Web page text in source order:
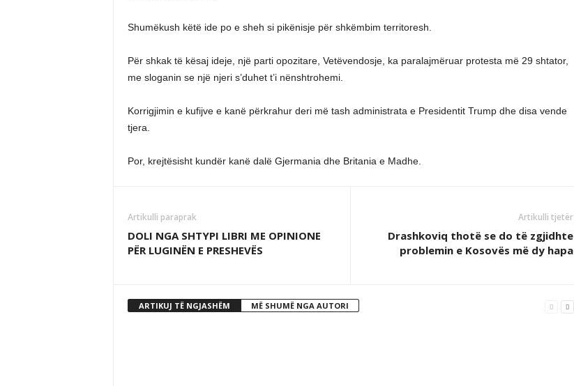
Shumëkush këtë ide po e sheh si pikënisje për shkëmbim territoresh.
Për shkak të kësaj ideje, një parti opozitare, Vetëvendosje, ka paralajmëruar protesta më 29 shtator,
me sloganin se një njeri s’duhet t’i nënshtrohemi.
Korrigjimin e kufijve e kanë përkrahur deri më tash administrata e Presidentit Trump dhe disa vende
tjera.
Por, krejtësisht kundër kanë dalë Gjermania dhe Britania e Madhe.
Artikulli paraprak
DOLI NGA SHTYPI LIBRI ME OPINIONE
PËR LUGINËN E PRESHEVËS
Artikulli tjetër
Drashkoviq thotë se do të zgjidhte
problemin e Kosovës më dy hapa
ARTIKUJ TË NGJASHËM MË SHUMË NGA AUTORI